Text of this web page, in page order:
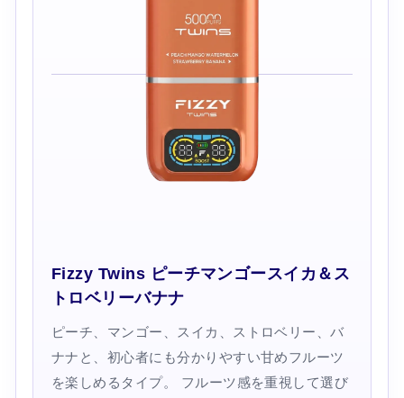
Fizzy Twins ピーチマンゴースイカ＆ス
トロベリーバナナ
ピーチ、マンゴー、スイカ、ストロベリー、バ
ナナと、初心者にも分かりやすい甘めフルーツ
を楽しめるタイプ。 フルーツ感を重視して選び